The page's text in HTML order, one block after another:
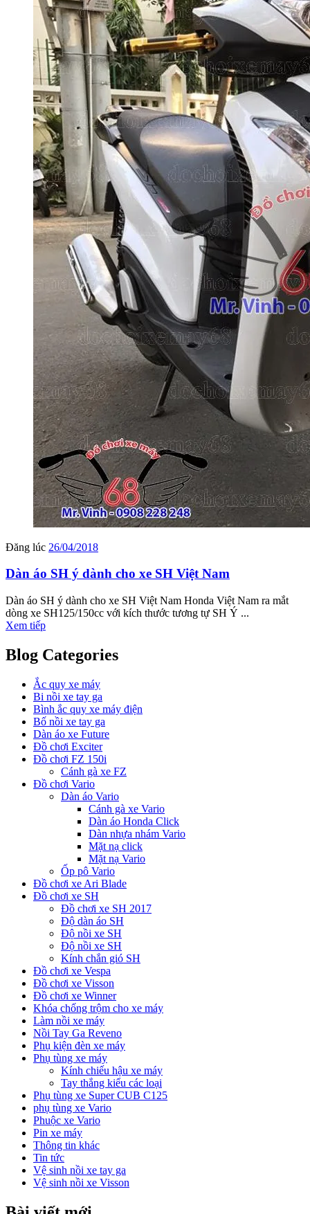
Đăng lúc 26/04/2018
Dàn áo SH ý dành cho xe SH Việt Nam
Dàn áo SH ý dành cho xe SH Việt Nam Honda Việt Nam ra mắt
dòng xe SH125/150cc với kích thước tương tự SH Ý ...
Xem tiếp
Blog Categories
Ắc quy xe máy
Bi nồi xe tay ga
Bình ắc quy xe máy điện
Bố nồi xe tay ga
Dàn áo xe Future
Đồ chơi Exciter
Đồ chơi FZ 150i
Cánh gà xe FZ
Đồ chơi Vario
Dàn áo Vario
Cánh gà xe Vario
Dàn áo Honda Click
Dàn nhựa nhám Vario
Mặt nạ click
Mặt nạ Vario
Ốp pô Vario
Đồ chơi xe Ari Blade
Đồ chơi xe SH
Đồ chơi xe SH 2017
Độ dàn áo SH
Độ nồi xe SH
Độ nồi xe SH
Kính chắn gió SH
Đồ chơi xe Vespa
Đồ chơi xe Visson
Đồ chơi xe Winner
Khóa chống trộm cho xe máy
Làm nồi xe máy
Nồi Tay Ga Reveno
Phụ kiện đèn xe máy
Phụ tùng xe máy
Kính chiếu hậu xe máy
Tay thắng kiểu các loại
Phụ tùng xe Super CUB C125
phụ tùng xe Vario
Phuộc xe Vario
Pin xe máy
Thông tin khác
Tin tức
Vệ sinh nồi xe tay ga
Vệ sinh nồi xe Visson